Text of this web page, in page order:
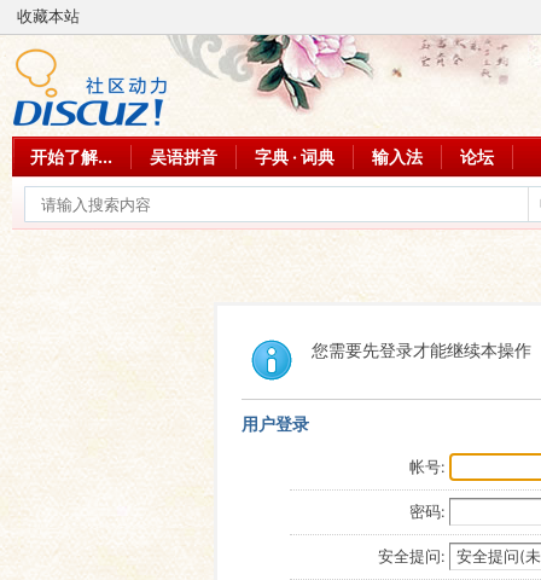
收藏本站
开始了解... 吴语拼音 字典 · 词典 输入法 论坛
您需要先登录才能继续本操作
用户登录
帐号:
密码:
安全提问: